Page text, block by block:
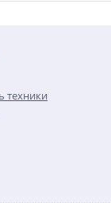
техники